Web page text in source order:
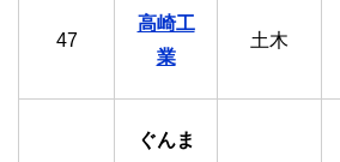
47
高崎工
業
土木
ぐんま